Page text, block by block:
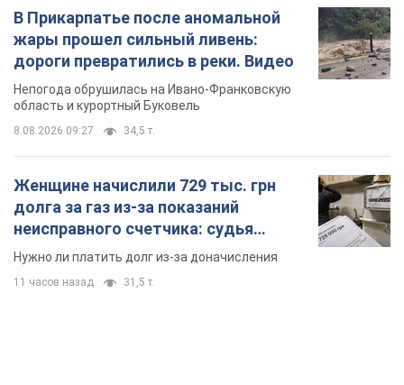
В Прикарпатье после аномальной
жары прошел сильный ливень:
дороги превратились в реки. Видео
Непогода обрушилась на Ивано-Франковскую
область и курортный Буковель
8.08.2026 09:27 34,5 т.
Женщине начислили 729 тыс. грн
долга за газ из-за показаний
неисправного счетчика: судья
вынес неожиданное решение
Нужно ли платить долг из-за доначисления
11 часов назад 31,5 т.